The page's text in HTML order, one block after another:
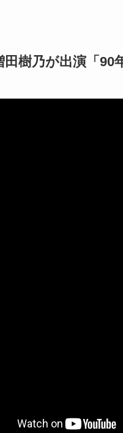
田樹乃が出演「